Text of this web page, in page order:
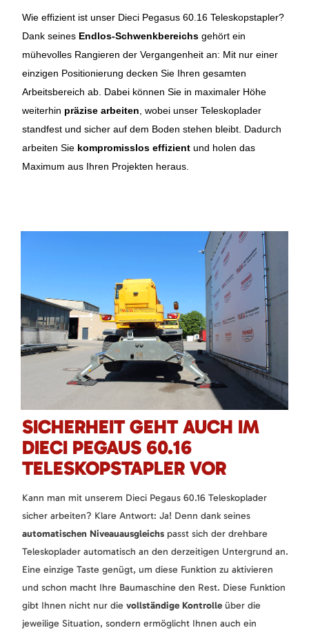
Wie effizient ist unser Dieci Pegasus 60.16 Teleskopstapler?
Dank seines Endlos-Schwenkbereichs gehört ein
mühevolles Rangieren der Vergangenheit an: Mit nur einer
einzigen Positionierung decken Sie Ihren gesamten
Arbeitsbereich ab. Dabei können Sie in maximaler Höhe
weiterhin präzise arbeiten, wobei unser Teleskoplader
standfest und sicher auf dem Boden stehen bleibt. Dadurch
arbeiten Sie kompromisslos effizient und holen das
Maximum aus Ihren Projekten heraus.
SICHERHEIT GEHT AUCH IM
DIECI PEGAUS 60.16
TELESKOPSTAPLER VOR
Kann man mit unserem Dieci Pegaus 60.16 Teleskoplader
sicher arbeiten? Klare Antwort: Ja! Denn dank seines
automatischen Niveauausgleichs passt sich der drehbare
Teleskoplader automatisch an den derzeitigen Untergrund an.
Eine einzige Taste genügt, um diese Funktion zu aktivieren
und schon macht Ihre Baumaschine den Rest. Diese Funktion
gibt Ihnen nicht nur die vollständige Kontrolleüber die
jeweilige Situation, sondern ermöglicht Ihnen auch ein